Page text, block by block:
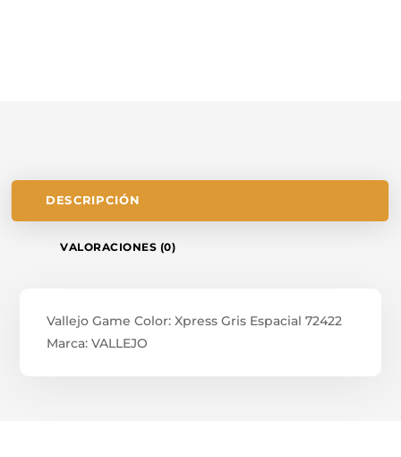
DESCRIPCIÓN
VALORACIONES (0)
Vallejo Game Color: Xpress Gris Espacial 72422
Marca: VALLEJO